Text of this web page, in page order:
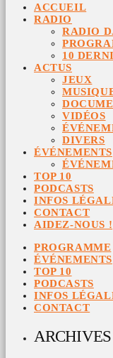
ACCUEIL
RADIO
RADIO
10
ACTUS
JEUX
VIDÉOS
DIVERS
ÉVÉNEMENTS
TOP 10
PODCASTS
INFOS
CONTACT
AIDEZ-NOUS !
PROGRAMME
ÉVÉNEMENTS
TOP 10
PODCASTS
INFOS
CONTACT
ARCHIVES